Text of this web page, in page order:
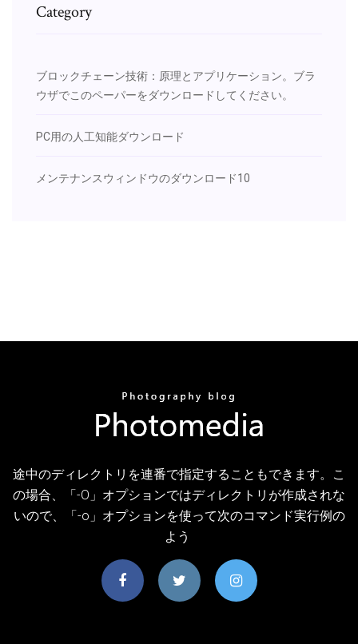
Category
ブロックチェーン技術：原理とアプリケーション。ブラ
ウザでこのペーパーをダウンロードしてください。
PC用の人工知能ダウンロード
メンテナンスウィンドウのダウンロード10
途中のディレクトリを連番で指定することもできます。こ
の場合、「-O」オプションではディレクトリが作成されな
いので、「-o」オプションを使って次のコマンド実行例の
よう